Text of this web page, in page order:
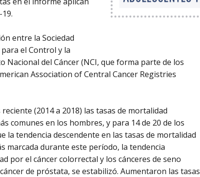
entre la Sociedad
el Control y la
Nacional del Cáncer (NCI, que forma parte de los
Association of Central Cancer Registries
(2014 a 2018) las tasas de mortalidad
comunes en los hombres, y para 14 de 20 de los
la tendencia descendente en las tasas de mortalidad
marcada durante este período, la tendencia
por el cáncer colorrectal y los cánceres de seno
de próstata, se estabilizó. Aumentaron las tasas